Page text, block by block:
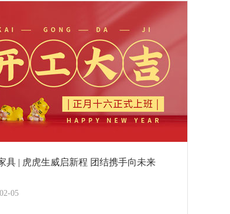
具 | 虎虎生威启新程 团结携手向未来
05